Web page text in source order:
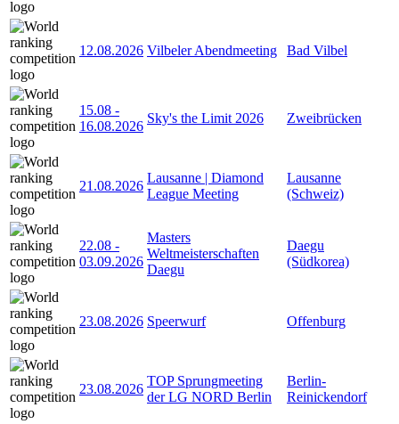
12.08.2026 Vilbeler Abendmeeting Bad Vilbel
15.08 -
16.08.2026
Sky's the Limit 2026 Zweibrücken
21.08.2026
Lausanne | Diamond
League Meeting
Lausanne
(Schweiz)
22.08 -
03.09.2026
Masters
Weltmeisterschaften
Daegu
Daegu
(Südkorea)
23.08.2026 Speerwurf Offenburg
23.08.2026
TOP Sprungmeeting
der LG NORD Berlin
Berlin-
Reinickendorf